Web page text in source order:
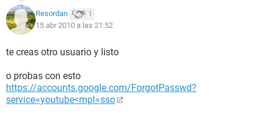
Resordan 1
15 abr 2010 a las 21:52
te creas otro usuario y listo
o probas con esto
https://accounts.google.com/ForgotPasswd?
service=youtube<mpl=sso